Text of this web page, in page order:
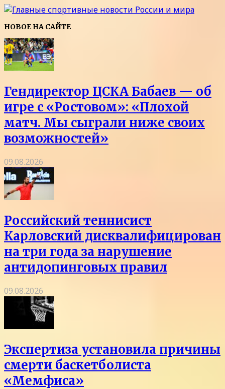
НОВОЕ НА САЙТЕ
Гендиректор ЦСКА Бабаев — об
игре с «Ростовом»: «Плохой
матч. Мы сыграли ниже своих
возможностей»
09.08.2026
Российский теннисист
Карловский дисквалифицирован
на три года за нарушение
антидопинговых правил
09.08.2026
Экспертиза установила причины
смерти баскетболиста
«Мемфиса»